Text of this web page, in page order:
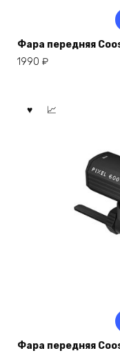
Фара передняя
1990 ₽
Фара передняя